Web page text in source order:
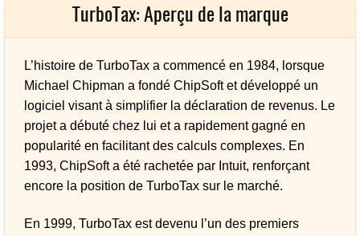
TurboTax: Aperçu de la marque
L’histoire de TurboTax a commencé en 1984, lorsque
Michael Chipman a fondé ChipSoft et développé un
logiciel visant à simplifier la déclaration de revenus. Le
projet a débuté chez lui et a rapidement gagné en
popularité en facilitant des calculs complexes. En
1993, ChipSoft a été rachetée par Intuit, renforçant
encore la position de TurboTax sur le marché.
En 1999, TurboTax est devenu l’un des premiers